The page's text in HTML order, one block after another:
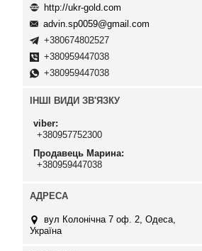
http://ukr-gold.com
advin.sp0059@gmail.com
+380674802527
+380959447038
+380959447038
ІНШІ ВИДИ ЗВ'ЯЗКУ
viber
+380957752300
Продавець Марина
+380959447038
вул Колонічна 7 оф. 2, Одеса,
Україна